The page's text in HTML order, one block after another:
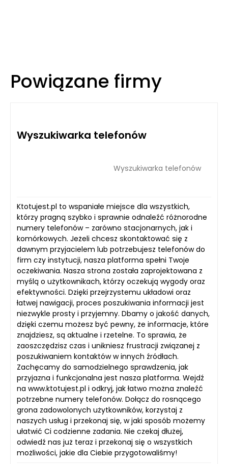
Powiązane firmy
Wyszukiwarka telefonów
Wyszukiwarka telefonów
Ktotujest.pl to wspaniałe miejsce dla wszystkich,
którzy pragną szybko i sprawnie odnaleźć różnorodne
numery telefonów – zarówno stacjonarnych, jak i
komórkowych. Jeżeli chcesz skontaktować się z
dawnym przyjacielem lub potrzebujesz telefonów do
firm czy instytucji, nasza platforma spełni Twoje
oczekiwania. Nasza strona została zaprojektowana z
myślą o użytkownikach, którzy oczekują wygody oraz
efektywności. Dzięki przejrzystemu układowi oraz
łatwej nawigacji, proces poszukiwania informacji jest
niezwykle prosty i przyjemny. Dbamy o jakość danych,
dzięki czemu możesz być pewny, że informacje, które
znajdziesz, są aktualne i rzetelne. To sprawia, że
zaoszczędzisz czas i unikniesz frustracji związanej z
poszukiwaniem kontaktów w innych źródłach.
Zachęcamy do samodzielnego sprawdzenia, jak
przyjazna i funkcjonalna jest nasza platforma. Wejdź
na www.ktotujest.pl i odkryj, jak łatwo można znaleźć
potrzebne numery telefonów. Dołącz do rosnącego
grona zadowolonych użytkowników, korzystaj z
naszych usług i przekonaj się, w jaki sposób możemy
ułatwić Ci codzienne zadania. Nie czekaj dłużej,
odwiedź nas już teraz i przekonaj się o wszystkich
możliwości, jakie dla Ciebie przygotowaliśmy!